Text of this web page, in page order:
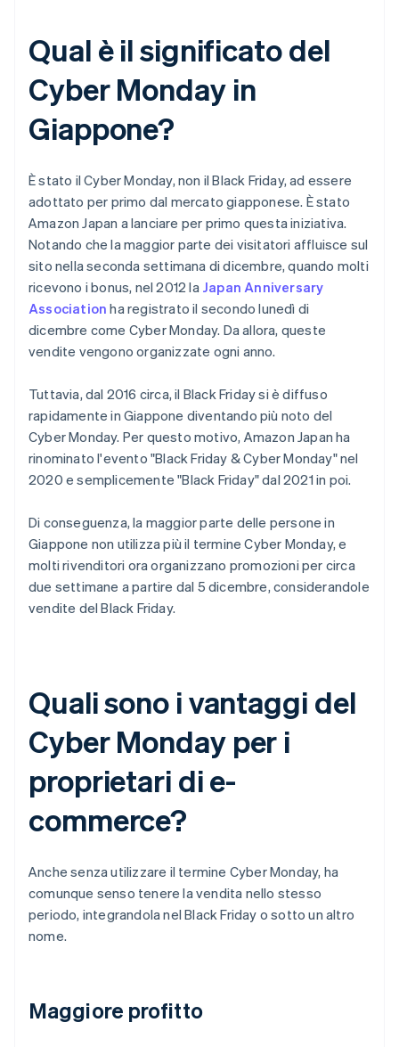
Qual è il significato del
Cyber Monday in
Giappone?
È stato il Cyber Monday, non il Black Friday, ad essere
adottato per primo dal mercato giapponese. È stato
Amazon Japan a lanciare per primo questa iniziativa.
Notando che la maggior parte dei visitatori affluisce sul
sito nella seconda settimana di dicembre, quando molti
ricevono i bonus, nel 2012 la Japan Anniversary
Association ha registrato il secondo lunedì di
dicembre come Cyber Monday. Da allora, queste
vendite vengono organizzate ogni anno.
Tuttavia, dal 2016 circa, il Black Friday si è diffuso
rapidamente in Giappone diventando più noto del
Cyber Monday. Per questo motivo, Amazon Japan ha
rinominato l'evento "Black Friday & Cyber Monday" nel
2020 e semplicemente "Black Friday" dal 2021 in poi.
Di conseguenza, la maggior parte delle persone in
Giappone non utilizza più il termine Cyber Monday, e
molti rivenditori ora organizzano promozioni per circa
due settimane a partire dal 5 dicembre, considerandole
vendite del Black Friday.
Quali sono i vantaggi del
Cyber Monday per i
proprietari di e-
commerce?
Anche senza utilizzare il termine Cyber Monday, ha
comunque senso tenere la vendita nello stesso
periodo, integrandola nel Black Friday o sotto un altro
nome.
Maggiore profitto